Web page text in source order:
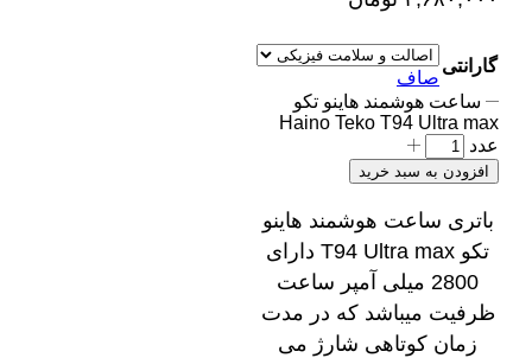
گارانتی
صاف
ساعت هوشمند هاینو تکو
Haino Teko T94 Ultra max
عدد
افزودن به سبد خرید
باتری ساعت هوشمند هاینو
تکو T94 Ultra max دارای
2800 میلی آمپر ساعت
ظرفیت میباشد که در مدت
زمان کوتاهی شارژ می‌